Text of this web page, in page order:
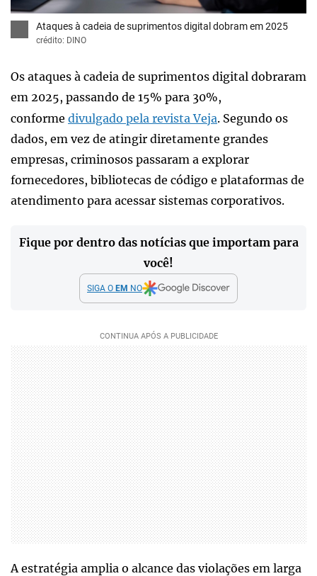
Ataques à cadeia de suprimentos digital dobram em 2025
crédito: DINO
Os ataques à cadeia de suprimentos digital dobraram
em 2025, passando de 15% para 30%,
conforme divulgado pela revista Veja. Segundo os
dados, em vez de atingir diretamente grandes
empresas, criminosos passaram a explorar
fornecedores, bibliotecas de código e plataformas de
atendimento para acessar sistemas corporativos.
Fique por dentro das notícias que importam para
você!
SIGA O EM NO
A estratégia amplia o alcance das violações em larga